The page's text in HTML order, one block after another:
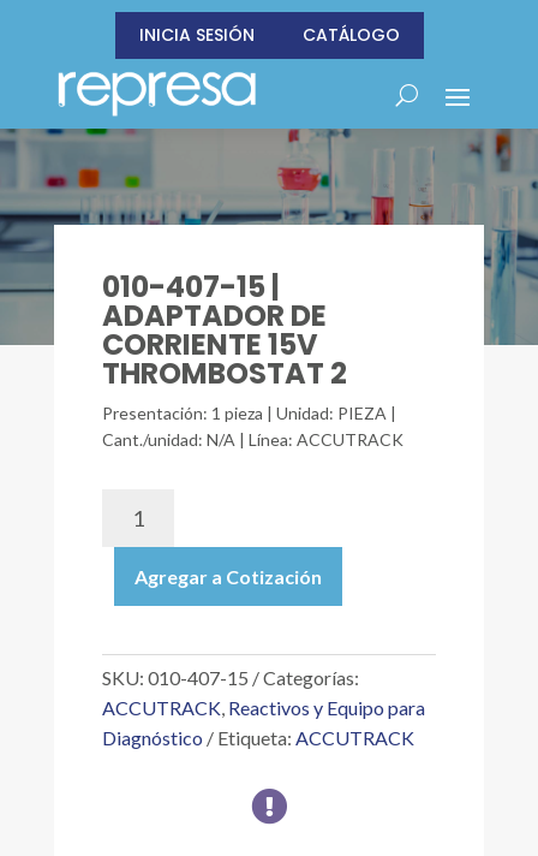
INICIA SESIÓN CATÁLOGO
010-407-15 |
ADAPTADOR DE
CORRIENTE 15V
THROMBOSTAT 2
Presentación: 1 pieza | Unidad: PIEZA |
Cant./unidad: N/A | Línea: ACCUTRACK
407-
ADAPTADOR
CORRIENTE
THROMBOSTAT
2
Agregar a Cotización
SKU: 010-407-15
Categorías:
ACCUTRACK, Reactivos y Equipo para
Diagnóstico
Etiqueta: ACCUTRACK
